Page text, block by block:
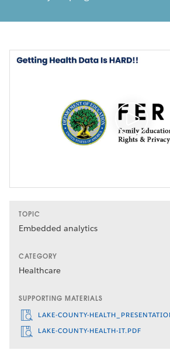
TOPIC
Embedded analytics
CATEGORY
Healthcare
SUPPORTING MATERIALS
LAKE-COUNTY-
LAKE-COUNTY-HEALTH-IT.PDF